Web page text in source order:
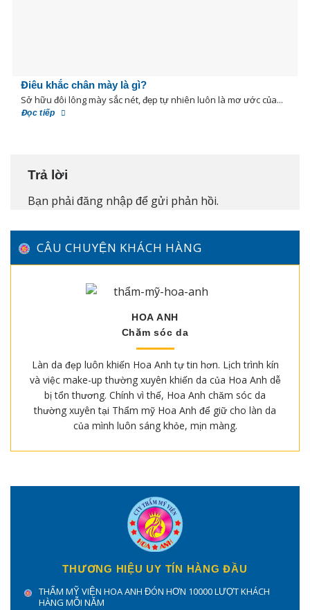
Điêu khắc chân mày là gì?
Sở hữu đôi lông mày sắc nét, đẹp tự nhiên luôn là mơ ước của...
Đọc tiếp
Trả lời
Bạn phải đăng nhập để gửi phản hồi.
CÂU CHUYỆN KHÁCH HÀNG
HOA ANH
Chăm sóc da
Làn da đẹp luôn khiến Hoa Anh tự tin hơn. Lịch trình kín
và việc make-up thường xuyên khiến da của Hoa Anh dễ
bị tổn thương. Chính vì thế, Hoa Anh chăm sóc da
thường xuyên tại Thẩm mỹ Hoa Anh để giữ cho làn da
của mình luôn sáng khỏe, mịn màng.
THƯƠNG HIỆU UY TÍN HÀNG ĐẦU
THẨM MỸ VIỆN HOA ANH ĐÓN HƠN 10000 LƯỢT KHÁCH
HÀNG MỖI NĂM